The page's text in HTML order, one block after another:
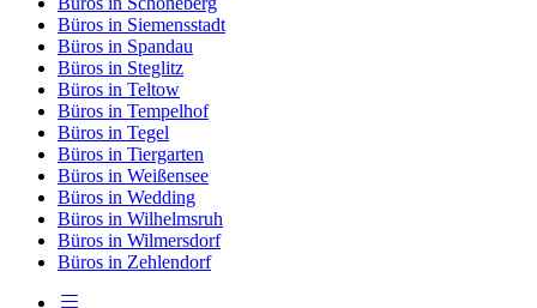
Büros in Siemensstadt
Büros in Spandau
Büros in Steglitz
Büros in Teltow
Büros in Tempelhof
Büros in Tegel
Büros in Tiergarten
Büros in Weißensee
Büros in Wedding
Büros in Wilhelmsruh
Büros in Wilmersdorf
Büros in Zehlendorf